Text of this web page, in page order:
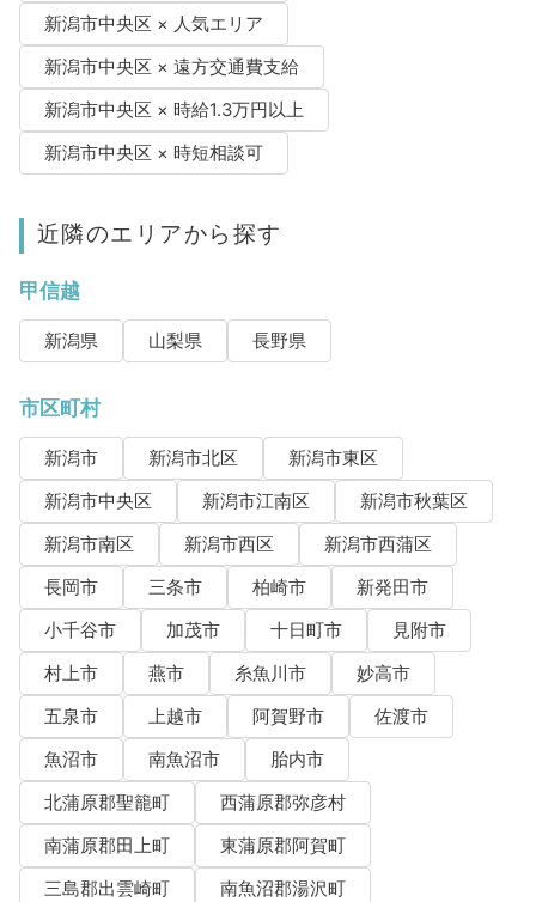
新潟市中央区 × 人気エリア
新潟市中央区 × 遠方交通費支給
新潟市中央区 × 時給1.3万円以上
新潟市中央区 × 時短相談可
近隣のエリアから探す
甲信越
新潟県 山梨県 長野県
市区町村
新潟市 新潟市北区
新潟市東区
新潟市中央区
新潟市江南区
新潟市秋葉区
新潟市南区
新潟市西区
新潟市西蒲区
長岡市
三条市 柏崎市
新発田市
小千谷市
加茂市 十日町市
見附市
村上市
燕市 糸魚川市
妙高市
五泉市
上越市 阿賀野市
佐渡市
魚沼市
南魚沼市
胎内市
北蒲原郡聖籠町
西蒲原郡弥彦村
南蒲原郡田上町
東蒲原郡阿賀町
三島郡出雲崎町
南魚沼郡湯沢町